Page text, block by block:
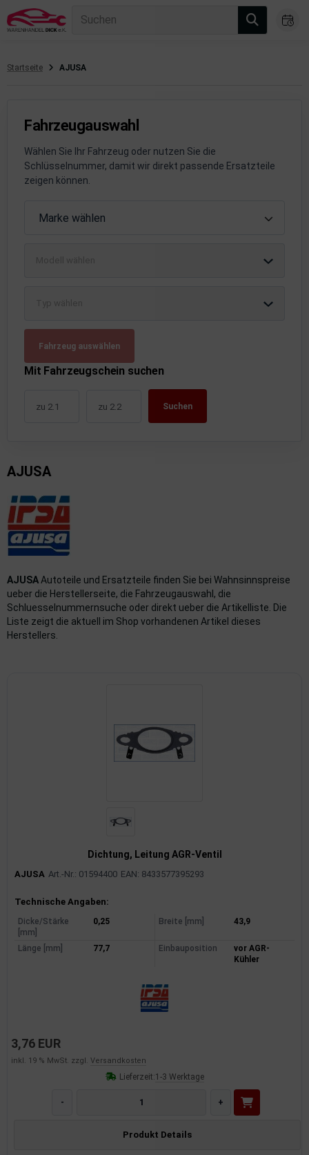
Suchen
Startseite AJUSA
Fahrzeugauswahl
Wählen Sie Ihr Fahrzeug oder nutzen Sie die
Schlüsselnummer, damit wir direkt passende Ersatzteile
zeigen können.
Marke wählen
Fahrzeug auswählen
Mit Fahrzeugschein suchen
Suchen
AJUSA
AJUSA Autoteile und Ersatzteile finden Sie bei Wahnsinnspreise
ueber die Herstellerseite, die Fahrzeugauswahl, die
Schluesselnummernsuche oder direkt ueber die Artikelliste. Die
Liste zeigt die aktuell im Shop vorhandenen Artikel dieses
Herstellers.
Dichtung, Leitung AGR-Ventil
AJUSA Art.-Nr.: 01594400 EAN: 8433577395293
Produktinformationen
Technische Angaben:
Dicke/Stärke
[mm]
0,25 Breite [mm] 43,9
Länge [mm] 77,7 Einbauposition
vor AGR-
Kühler
3,76 EUR
inkl. 19 % MwSt. zzgl. Versandkosten
Lieferzeit:1-3 Werktage
- +
Produkt Details
Anbauteile
Dämpfung
Lüftung
Kommunikationssysteme
Verbrauchsmaterial